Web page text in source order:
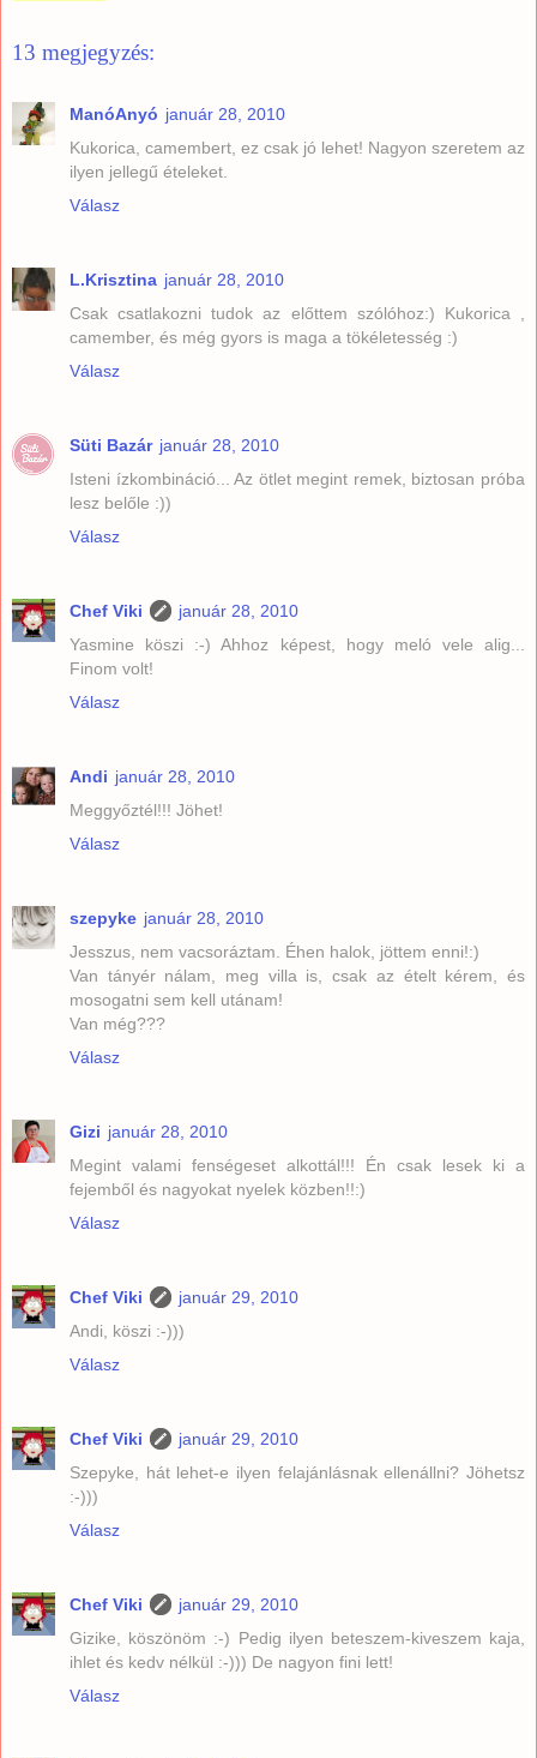
13 megjegyzés:
ManóAnyó január 28, 2010
Kukorica, camembert, ez csak jó lehet! Nagyon szeretem az
ilyen jellegű ételeket.
Válasz
L.Krisztina január 28, 2010
Csak csatlakozni tudok az előttem szólóhoz:) Kukorica ,
camember, és még gyors is maga a tökéletesség :)
Válasz
Süti Bazár január 28, 2010
Isteni ízkombináció... Az ötlet megint remek, biztosan próba
lesz belőle :))
Válasz
Chef Viki
január 28, 2010
Yasmine köszi :-) Ahhoz képest, hogy meló vele alig...
Finom volt!
Válasz
Andi január 28, 2010
Meggyőztél!!! Jöhet!
Válasz
szepyke január 28, 2010
Jesszus, nem vacsoráztam. Éhen halok, jöttem enni!:)
Van tányér nálam, meg villa is, csak az ételt kérem, és
mosogatni sem kell utánam!
Van még???
Válasz
Gizi január 28, 2010
Megint valami fenségeset alkottál!!! Én csak lesek ki a
fejemből és nagyokat nyelek közben!!:)
Válasz
Chef Viki
január 29, 2010
Andi, köszi :-)))
Válasz
Chef Viki
január 29, 2010
Szepyke, hát lehet-e ilyen felajánlásnak ellenállni? Jöhetsz
:-)))
Válasz
Chef Viki
január 29, 2010
Gizike, köszönöm :-) Pedig ilyen beteszem-kiveszem kaja,
ihlet és kedv nélkül :-))) De nagyon fini lett!
Válasz